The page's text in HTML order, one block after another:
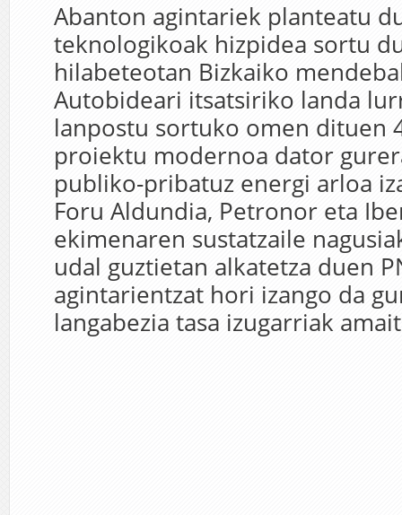
Abanton agintariek planteatu
teknologikoak hizpidea sortu
hilabeteotan Bizkaiko
Autobideari itsatsiriko landa
lanpostu sortuko omen dituen
proiektu modernoa dator
publiko-pribatuz energi arloa
Foru Aldundia, Petronor eta
ekimenaren sustatzaile
udal guztietan alkatetza duen
agintarientzat hori izango da
langabezia tasa izugarriak